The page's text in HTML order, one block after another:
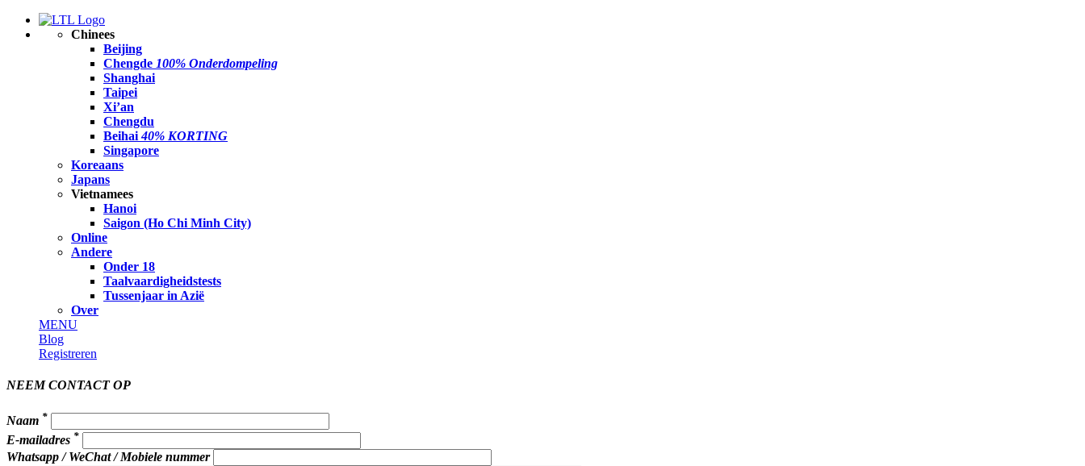
Chinees
Beijing
Chengde 100% Onderdompeling
Shanghai
Taipei
Xi’an
Chengdu
Beihai40% KORTING
Singapore
Koreaans
Japans
Vietnamees
Hanoi
Saigon (Ho Chi Minh City)
Online
Andere
Onder 18
Taalvaardigheidstests
Tussenjaar in Azië
Over
MENU
Blog
Registreren
NEEM CONTACT OP
Naam *
E-mailadres *
Whatsapp / WeChat / Mobiele nummer